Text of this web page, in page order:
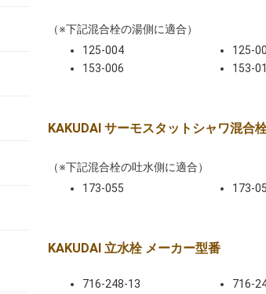
（※下記混合栓の湯側に適合）
125-004
125-
153-006
153-
KAKUDAI サーモスタットシャワ混合
（※下記混合栓の吐水側に適合）
173-055
173-
KAKUDAI 立水栓 メーカー型番
716-248-13 716-